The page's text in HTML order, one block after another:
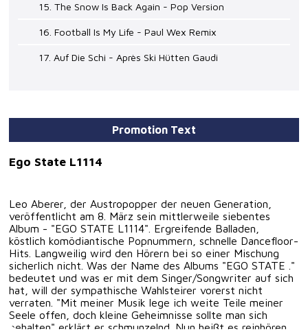
15. The Snow Is Back Again - Pop Version
16. Football Is My Life - Paul Wex Remix
17. Auf Die Schi - Après Ski Hütten Gaudi
Promotion Text
Ego State L1114
Leo Aberer, der Austropopper der neuen Generation,
veröffentlicht am 8. März sein mittlerweile siebentes
Album - "EGO STATE L1114". Ergreifende Balladen,
köstlich komödiantische Popnummern, schnelle Dancefloor-
Hits. Langweilig wird den Hörern bei so einer Mischung
sicherlich nicht. Was der Name des Albums "EGO STATE ."
bedeutet und was er mit dem Singer/Songwriter auf sich
hat, will der sympathische Wahlsteirer vorerst nicht
verraten. "Mit meiner Musik lege ich weite Teile meiner
Seele offen, doch kleine Geheimnisse sollte man sich
behalten" erklärt er schmunzelnd. Nun heißt es reinhören